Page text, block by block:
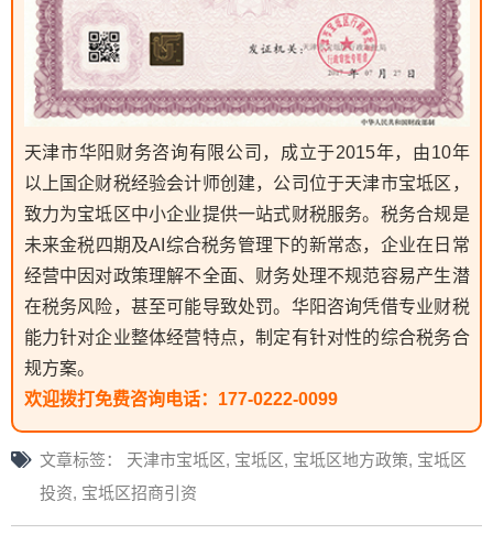
天津市华阳财务咨询有限公司，成立于2015年，由10年
以上国企财税经验会计师创建，公司位于天津市宝坻区，
致力为宝坻区中小企业提供一站式财税服务。税务合规是
未来金税四期及AI综合税务管理下的新常态，企业在日常
经营中因对政策理解不全面、财务处理不规范容易产生潜
在税务风险，甚至可能导致处罚。华阳咨询凭借专业财税
能力针对企业整体经营特点，制定有针对性的综合税务合
规方案。
欢迎拨打免费咨询电话： 177-0222-0099
文章标签： 天津市宝坻区, 宝坻区, 宝坻区地方政策, 宝坻区
投资, 宝坻区招商引资